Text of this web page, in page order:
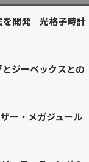
を開発 光格子時計
ジーベックスとの
ー・メガジュール